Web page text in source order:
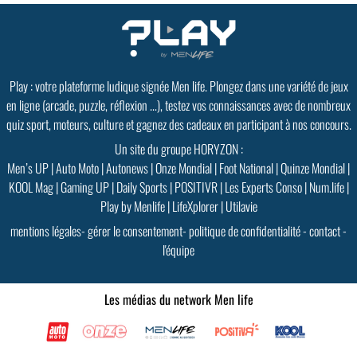
Play : votre plateforme ludique signée Men life. Plongez dans une variété de jeux
en ligne (arcade, puzzle, réflexion ...), testez vos connaissances avec de nombreux
quiz sport, moteurs, culture et gagnez des cadeaux en participant à nos concours.
Un site du groupe HORYZON :
Men’s UP|Auto Moto|Autonews|Onze Mondial|Foot National|Quinze Mondial|
KOOL Mag|Gaming UP|Daily Sports|POSITIVR|Les Experts Conso|Num.life|
Play by Menlife|LifeXplorer|Utilavie
mentions légales-gérer le consentement-politique de confidentialité-contact-
l'équipe
Les médias du network Men life